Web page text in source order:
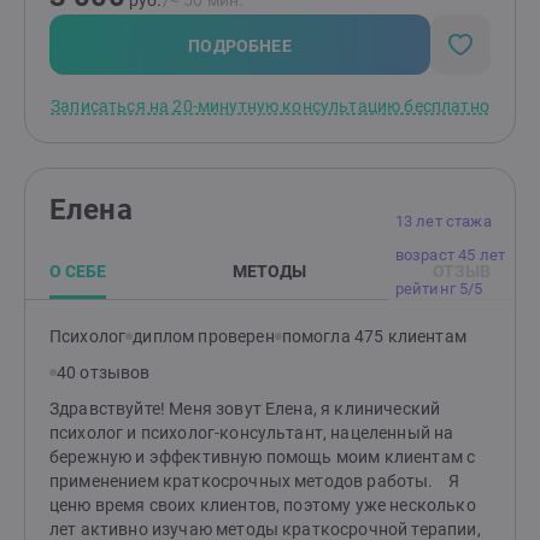
ПОДРОБНЕЕ
Записаться на 20-минутную консультацию бесплатно
13 лет стажа
возраст 45 лет
рейтинг 5/5
Елена
О СЕБЕ МЕТОДЫ
Психолог диплом проверен помогла 475 клиентам
40 отзывов
Здравствуйте! Меня зовут Елена, я клинический
психолог и психолог-консультант, нацеленный на
бережную и эффективную помощь моим клиентам с
применением краткосрочных методов работы. Я
ценю время своих клиентов, поэтому уже несколько
лет активно изучаю методы краткосрочной терапии,